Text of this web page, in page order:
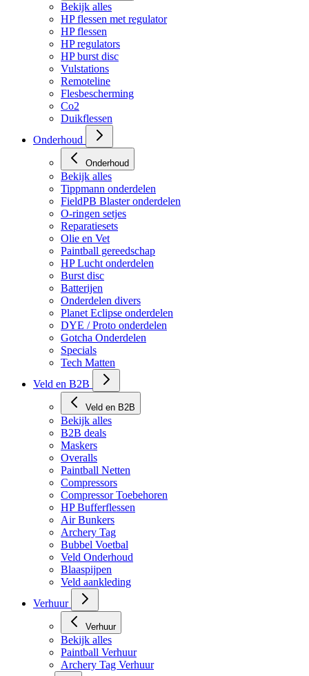
Bekijk alles
HP flessen met regulator
HP flessen
HP regulators
HP burst disc
Vulstations
Remoteline
Flesbescherming
Co2
Duikflessen
Onderhoud
Onderhoud
Bekijk alles
Tippmann onderdelen
FieldPB Blaster onderdelen
O-ringen setjes
Reparatiesets
Olie en Vet
Paintball gereedschap
HP Lucht onderdelen
Burst disc
Batterijen
Onderdelen divers
Planet Eclipse onderdelen
DYE / Proto onderdelen
Gotcha Onderdelen
Specials
Tech Matten
Veld en B2B
Veld en B2B
Bekijk alles
B2B deals
Maskers
Overalls
Paintball Netten
Compressors
Compressor Toebehoren
HP Bufferflessen
Air Bunkers
Archery Tag
Bubbel Voetbal
Veld Onderhoud
Blaaspijpen
Veld aankleding
Verhuur
Verhuur
Bekijk alles
Paintball Verhuur
Archery Tag Verhuur